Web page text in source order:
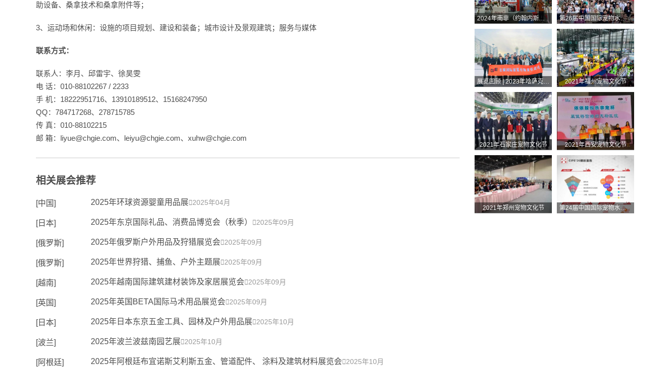
助设备、桑拿技术和桑拿附件等；
3、运动场和休闲：设施的项目规划、建设和装备；城市设计及景观建筑；服务与媒体
联系方式：
联系人：李月、邱雷宇、徐昊雯
电 话：010-88102267 / 2233
手 机：18222951716、13910189512、15168247950
QQ：784717268、278715785
传 真：010-88102215
邮 箱：liyue@chgie.com、leiyu@chgie.com、xuhw@chgie.com
相关展会推荐
[中国] 2025年环球资源婴童用品展2025年04月
[日本] 2025年东京国际礼品、消费品博览会（秋季） 2025年09月
[俄罗斯] 2025年俄罗斯户外用品及狩猎展览会2025年09月
[俄罗斯] 2025年世界狩猎、捕⻥、户外主题展2025年09月
[越南] 2025年越南国际建筑建材装饰及家居展览会2025年09月
[英国] 2025年英国BETA国际马术用品展览会2025年09月
[日本] 2025年日本东京五金工具、园林及户外用品展2025年10月
[波兰] 2025年波兰波兹南园艺展2025年10月
[阿根廷] 2025年阿根廷布宜诺斯艾利斯五金、管道配件、 涂料及建筑材料展览会2025年10月
2024年南非（约翰内斯堡）国际汽车零部件、汽车技术及服务展览会 第26届中国国际宠物水族展览会展后报告
展览回顾 | 2023年哈萨克斯坦（阿斯塔纳）国际汽车零部件、汽车技术及服务展览会（Automechanika Astana） 2021年福州宠物文化节
2021年石家庄宠物文化节 2021年西安宠物文化节
2021年郑州宠物文化节 第24届中国国际宠物水族展览会（CIPS 2020） 展后报告.